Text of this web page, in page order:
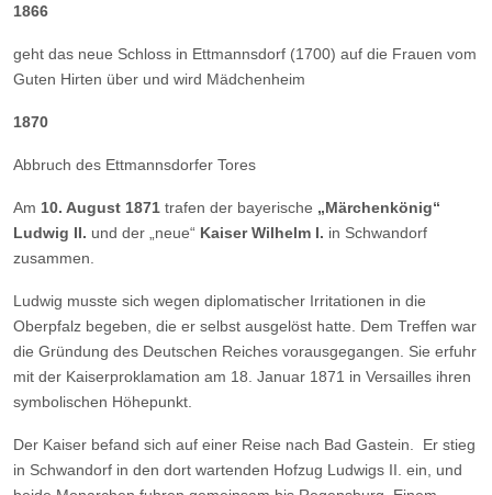
1866
geht das neue Schloss in Ettmannsdorf (1700) auf die Frauen vom
Guten Hirten über und wird Mädchenheim
1870
Abbruch des Ettmannsdorfer Tores
Am 10. August 1871 trafen der bayerische „Märchenkönig“
Ludwig II. und der „neue“ Kaiser Wilhelm I. in Schwandorf
zusammen.
Ludwig musste sich wegen diplomatischer Irritationen in die
Oberpfalz begeben, die er selbst ausgelöst hatte. Dem Treffen war
die Gründung des Deutschen Reiches vorausgegangen. Sie erfuhr
mit der Kaiserproklamation am 18. Januar 1871 in Versailles ihren
symbolischen Höhepunkt.
Der Kaiser befand sich auf einer Reise nach Bad Gastein. Er stieg
in Schwandorf in den dort wartenden Hofzug Ludwigs II. ein, und